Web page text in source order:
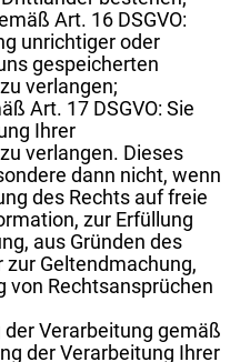
Art. 16 DSGVO:
unrichtiger oder
gespeicherten
verlangen;
Art. 17 DSGVO: Sie
Ihrer
verlangen. Dieses
dann nicht, wenn
des Rechts auf freie
zur Erfüllung
aus Gründen des
Geltendmachung,
von Rechtsansprüchen
der Verarbeitung gemäß
der Verarbeitung Ihrer